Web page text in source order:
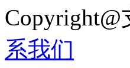
系我们